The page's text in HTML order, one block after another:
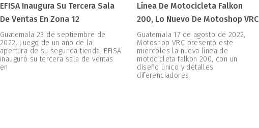
EFISA Inaugura Su Tercera Sala
De Ventas En Zona 12
Guatemala 23 de septiembre de
2022. Luego de un año de la
apertura de su segunda tienda, EFISA
inauguró su tercera sala de ventas
en
Línea De Motocicleta Falkon
200, Lo Nuevo De Motoshop VRC
Guatemala 17 de agosto de 2022,
Motoshop VRC presento este
miércoles la nueva línea de
motocicleta falkon 200, con un
diseño único y detalles
diferenciadores